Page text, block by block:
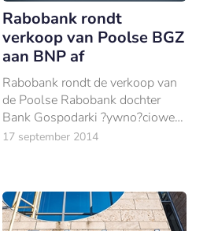
Rabobank rondt
verkoop van Poolse BGZ
aan BNP af
Rabobank rondt de verkoop van
de Poolse Rabobank dochter
Bank Gospodarki ?ywno?ciowej
(BG?) aan BNP Paribas af.
17 september 2014